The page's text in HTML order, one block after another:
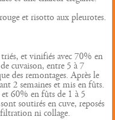
et risotto aux pleurotes.
et vinifiés avec 70% en
cuvaison, entre 5 à 7
des remontages. Après le
2 semaines et mis en fûts.
60% en fûts de 1 à 5
soutirés en cuve, reposés
ni collage.